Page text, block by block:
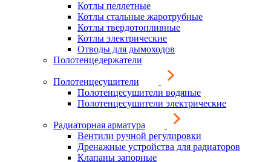
Котлы пеллетные
Котлы стальные жаротрубные
Котлы твердотопливные
Котлы электрические
Отводы для дымоходов
Полотенцедержатели
Полотенцесушители
Полотенцесушители водяные
Полотенцесушители электрические
Радиаторная арматура
Вентили ручной регулировки
Дренажные устройства для радиаторов
Клапаны запорные